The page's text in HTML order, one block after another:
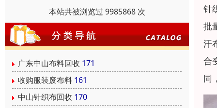
本站共被浏览过 9985868 次
广东中山布料回收 171
收购服装废布料 161
中山针织布回收 170
针
批
汗
合
同